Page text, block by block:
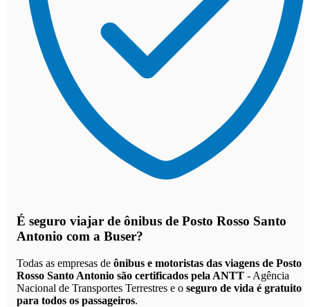
É seguro viajar de ônibus de Posto Rosso Santo
Antonio com a Buser?
Todas as empresas de ônibus e motoristas das viagens de Posto
Rosso Santo Antonio são certificados pela ANTT - Agência
Nacional de Transportes Terrestres e o seguro de vida é gratuito
para todos os passageiros.